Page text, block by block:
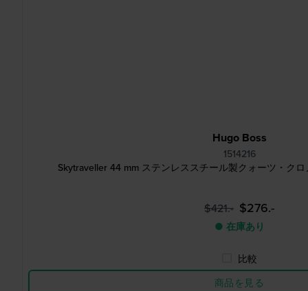
Hugo Boss
1514216
Skytraveller 44 mm ステンレススチール製クォーツ・ク
$421.- $276.-
● 在庫あり
比較
商品を見る